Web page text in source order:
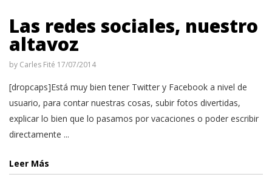
Las redes sociales, nuestro
altavoz
by Carles Fité 17/07/2014
[dropcaps]Está muy bien tener Twitter y Facebook a nivel de
usuario, para contar nuestras cosas, subir fotos divertidas,
explicar lo bien que lo pasamos por vacaciones o poder escribir
directamente ...
Leer Más